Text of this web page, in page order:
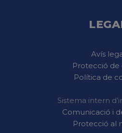
Avís
Protecció de
Política de
Sistema intern
Comunicació i
Protecció al